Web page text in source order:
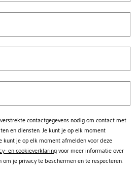
contactgegevens nodig om contact met
en diensten. Je kunt je op elk moment
kunt je op elk moment afmelden voor deze
en cookieverklaring voor meer informatie over
om je privacy te beschermen en te respecteren.